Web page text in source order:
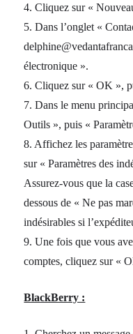
4. Cliquez sur «
5. Dans l’onglet «
électronique ».
6. Cliquez sur « OK »,
7. Dans le menu
Outils », puis «
8. Affichez les
sur « Paramètres des
Assurez-vous que la
dessous de « Ne pas
indésirables si
9. Une fois que vous
comptes, cliquez sur «
BlackBerry :